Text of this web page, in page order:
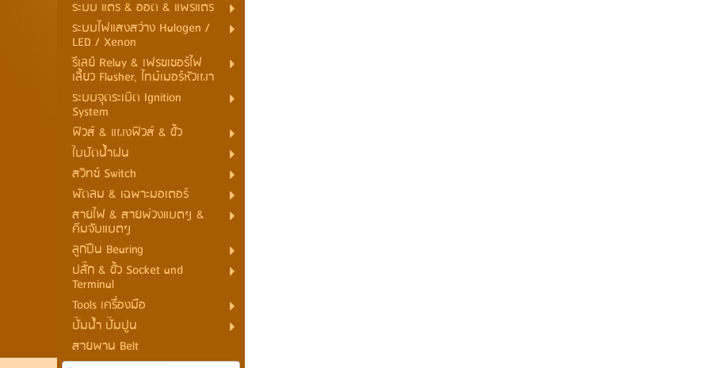
ระบบ แตร & ออด & แพรแตร
ระบบไฟแสงสว่าง Halogen /
LED / Xenon
รีเลย์ Relay & เฟรชเชอร์ไฟ
เลี้ยว Flasher, ไทม์เมอร์หัวเผา
ระบบจุดระเบิด Ignition
System
ฟิวส์ & แผงฟิวส์ & ขั้ว
ใบปัดน้ำฝน
สวิทช์ Switch
พัดลม & เฉพาะมอเตอร์
สายไฟ & สายพ่วงแบตฯ &
คีมจับแบตฯ
ลูกปืน Bearing
ปลั๊ก & ขั้ว Socket and
Terminal
Tools เครื่องมือ
ปั๊มน้ำ ปั๊มปูน
สายพาน Belt